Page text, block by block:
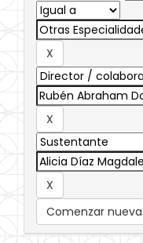
Comenzar